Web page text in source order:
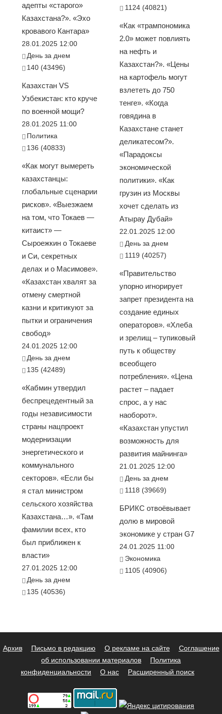
адепты «старого»
Казахстана?». «Эхо
кровавого Кантара»
28.01.2025 12:00
День за днем
140 (43496)
Казахстан VS
Узбекистан: кто круче
по военной мощи?
28.01.2025 11:00
Политика
136 (40833)
«Как могут вымереть
казахстанцы:
глобальные сценарии
рисков». «Выезжаем
на том, что Токаев —
китаист» —
Сыроежкин о Токаеве
и Си, секретных
делах и о Масимове».
«Казахстан хвалят за
отмену смертной
казни и критикуют за
пытки и ограничения
свобод»
24.01.2025 12:00
День за днем
135 (42489)
«Кабмин утвердил
беспрецедентный за
годы независимости
страны нацпроект
модернизации
энергетического и
коммунального
секторов». «Если бы
я стал министром
сельского хозяйства
Казахстана…». «Там
фамилии всех, кто
был приближен к
власти»
27.01.2025 12:00
День за днем
135 (40536)
1124 (40821)
«Как «трампономика
2.0» может повлиять
на нефть и
Казахстан?». «Цены
на картофель могут
взлететь до 750
тенге». «Когда
говядина в
Казахстане станет
деликатесом?».
«Парадоксы
экономической
политики». «Как
грузин из Москвы
хочет сделать из
Атырау Дубай»
22.01.2025 12:00
День за днем
1119 (40257)
«Правительство
упорно игнорирует
запрет президента на
создание единых
операторов». «Хлеба
и зрелищ – тупиковый
путь к обществу
всеобщего
потребления». «Цена
растет – падает
спрос, а у нас
наоборот».
«Казахстан упустил
возможность для
развития майнинга»
21.01.2025 12:00
День за днем
1118 (39669)
БРИКС отвоёвывает
долю в мировой
экономике у стран G7
24.01.2025 11:00
Экономика
1105 (40906)
Архив Письмо в редакцию О рекламе на сайте
Соглашение
об использовании материалов
Политика
конфиденциальности
О нас Расширенный поиск